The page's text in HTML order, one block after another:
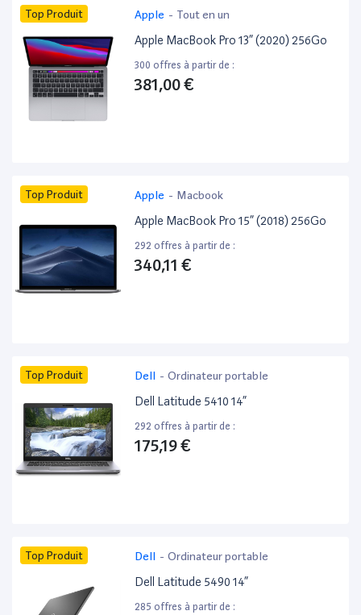
Top Produit Apple - Tout en un
Apple MacBook Pro 13” (2020) 256Go
300 offres à partir de :
381,00 €
Top Produit Apple - Macbook
Apple MacBook Pro 15” (2018) 256Go
292 offres à partir de :
340,11 €
Top Produit Dell - Ordinateur portable
Dell Latitude 5410 14”
292 offres à partir de :
175,19 €
Top Produit Dell - Ordinateur portable
Dell Latitude 5490 14”
285 offres à partir de :